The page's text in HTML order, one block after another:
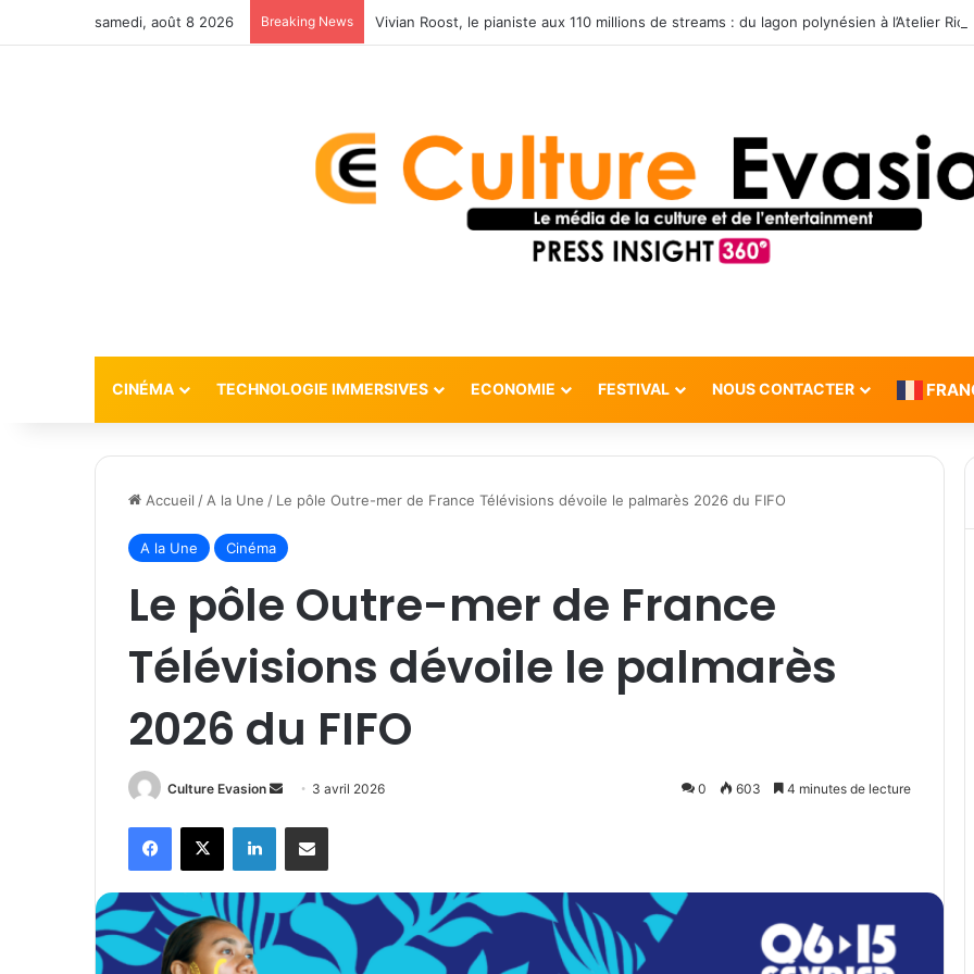
samedi, août 8 2026 Breaking News
CINÉMA TECHNOLOGIE IMMERSIVES ECONOMIE FESTIVAL NOUS CONTACTER
Accueil / A la Une / Le pôle Outre-mer de France Télévisions dévoile le palmarès 2026 du FIFO
A la Une Cinéma
Le pôle Outre-mer de France
Télévisions dévoile le palmarès
2026 du FIFO
Culture Evasion
o
y
e
r
3 avril 2026 0 603 4 minutes de lecture